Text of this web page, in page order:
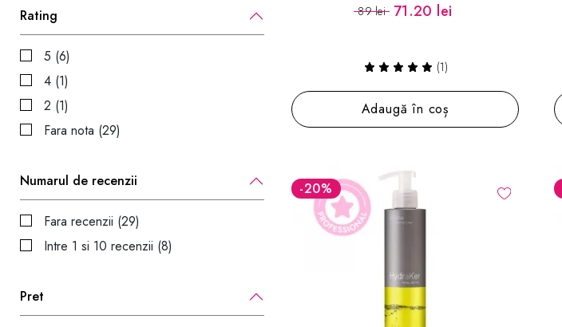
Rating
5 (6)
4 (1)
2 (1)
Fara nota (29)
Numarul de recenzii
Fara recenzii (29)
Intre 1 si 10 recenzii (8)
Pret
89 lei 71.20 lei
(1)
Adaugă în coș
-20%